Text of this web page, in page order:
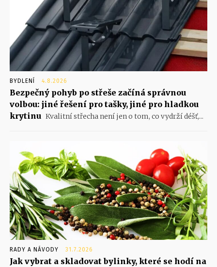
BYDLENÍ 4.8.2026
Bezpečný pohyb po střeše začíná správnou
volbou: jiné řešení pro tašky, jiné pro hladkou
krytinu Kvalitní střecha není jen o tom, co vydrží déšť,...
RADY A NÁVODY 31.7.2026
Jak vybrat a skladovat bylinky, které se hodí na